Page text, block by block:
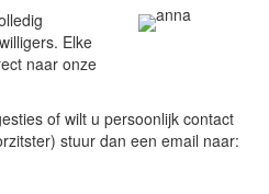
Elke
naar onze
of wilt u persoonlijk contact
stuur dan een email naar: